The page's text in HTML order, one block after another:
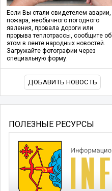
Если Вы стали свидетелем аварии,
пожара, необычного погодного
явления, провала дороги или
прорыва теплотрассы, сообщите об
этом в ленте народных новостей.
Загружайте фотографии через
специальную форму.
ДОБАВИТЬ НОВОСТЬ
ПОЛЕЗНЫЕ РЕСУРСЫ